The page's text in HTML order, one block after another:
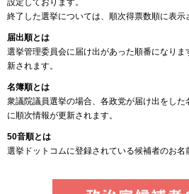
設定しております。
終了した選挙については、順次得票数順に表示
届出順とは
選挙管理委員会に届け出があった順番になり
新されます。
名簿順とは
衆議院議員選挙の場合、各政党が届け出をし
に順次情報が更新されます。
50音順とは
選挙ドットコムに登録されている候補者のお名